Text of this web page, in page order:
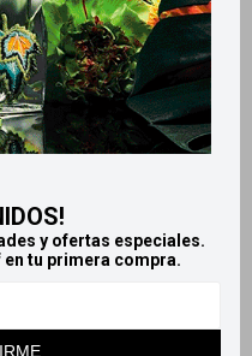
y ofertas especiales.
tu primera compra.